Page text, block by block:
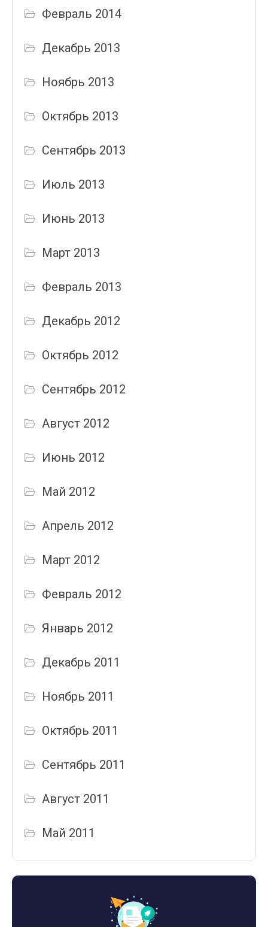
Февраль 2014
Декабрь 2013
Ноябрь 2013
Октябрь 2013
Сентябрь 2013
Июль 2013
Июнь 2013
Март 2013
Февраль 2013
Декабрь 2012
Октябрь 2012
Сентябрь 2012
Август 2012
Июнь 2012
Май 2012
Апрель 2012
Март 2012
Февраль 2012
Январь 2012
Декабрь 2011
Ноябрь 2011
Октябрь 2011
Сентябрь 2011
Август 2011
Май 2011